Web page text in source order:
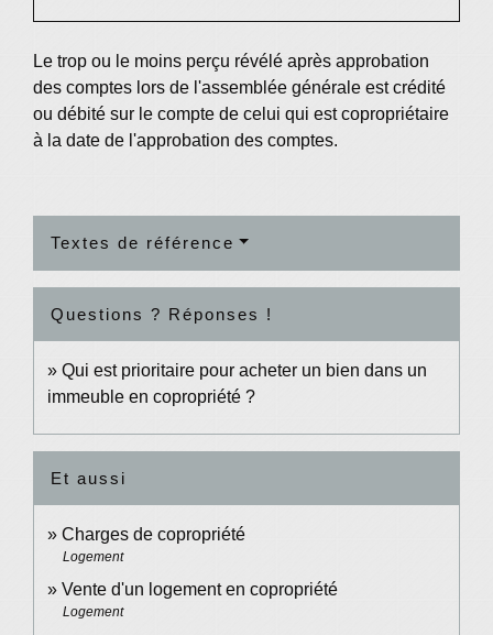
Le trop ou le moins perçu révélé après approbation
des comptes lors de l'assemblée générale est crédité
ou débité sur le compte de celui qui est copropriétaire
à la date de l'approbation des comptes.
Textes de référence
Questions ? Réponses !
Qui est prioritaire pour acheter un bien dans un
immeuble en copropriété ?
Et aussi
Charges de copropriété
Logement
Vente d'un logement en copropriété
Logement